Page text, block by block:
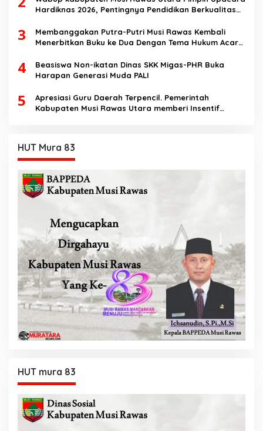
Hardiknas 2026, Pentingnya Pendidikan Berkualitas
3
Membanggakan Putra-Putri Musi Rawas Kembali
Menerbitkan Buku ke Dua Dengan Tema Hukum Acara
4
Beasiswa Non-ikatan Dinas SKK Migas-PHR Buka
Harapan Generasi Muda PALI
5
Apresiasi Guru Daerah Terpencil. Pemerintah
Kabupaten Musi Rawas Utara memberi Insentif
HUT Mura 83
HUT mura 83